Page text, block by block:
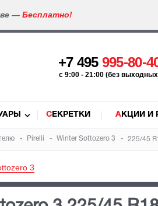
— Бесплатно!
+7 495 995-80-
c 9:00 - 21:00 (без
СЕКРЕТКИ АКЦИИ
Pirelli Winter Sottozero 3 225/45
3